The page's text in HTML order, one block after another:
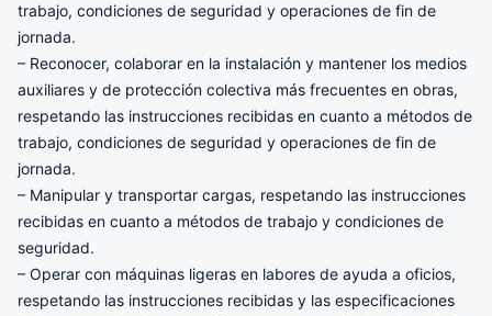
trabajo, condiciones de seguridad y operaciones de fin de
jornada.
– Reconocer, colaborar en la instalación y mantener los medios
auxiliares y de protección colectiva más frecuentes en obras,
respetando las instrucciones recibidas en cuanto a métodos de
trabajo, condiciones de seguridad y operaciones de fin de
jornada.
– Manipular y transportar cargas, respetando las instrucciones
recibidas en cuanto a métodos de trabajo y condiciones de
seguridad.
– Operar con máquinas ligeras en labores de ayuda a oficios,
respetando las instrucciones recibidas y las especificaciones